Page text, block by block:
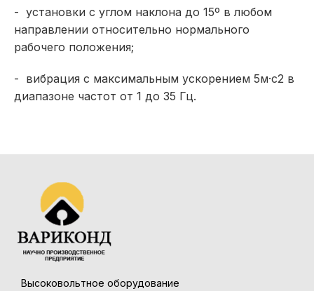
- установки с углом наклона до 15º в любом
направлении относительно нормального
рабочего положения;
- вибрация с максимальным ускорением 5м·с2 в
диапазоне частот от 1 до 35 Гц.
Высоковольтное оборудование